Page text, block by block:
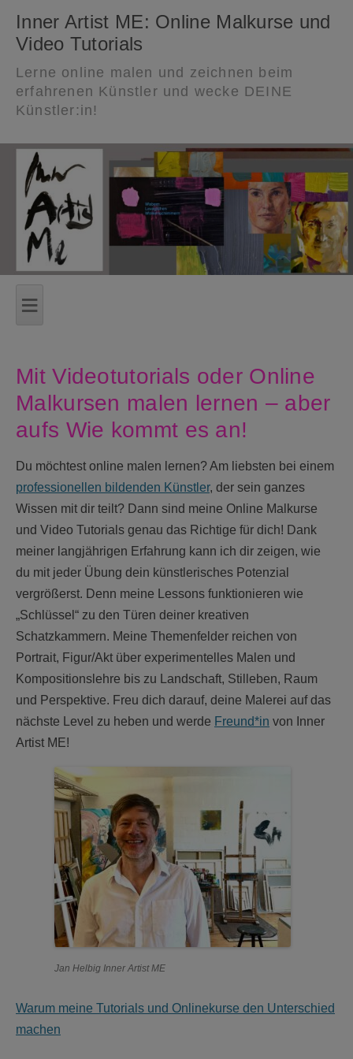
Inner Artist ME: Online Malkurse und
Video Tutorials
Lerne online malen und zeichnen beim
erfahrenen Künstler und wecke DEINE
Künstler:in!
≡
Mit Videotutorials oder Online
Malkursen malen lernen – aber
aufs Wie kommt es an!
Du möchtest online malen lernen? Am liebsten bei einem
professionellen bildenden Künstler, der sein ganzes
Wissen mit dir teilt? Dann sind meine Online Malkurse
und Video Tutorials genau das Richtige für dich! Dank
meiner langjährigen Erfahrung kann ich dir zeigen, wie
du mit jeder Übung dein künstlerisches Potenzial
vergrößerst. Denn meine Lessons funktionieren wie
„Schlüssel“ zu den Türen deiner kreativen
Schatzkammern. Meine Themenfelder reichen von
Portrait, Figur/Akt über experimentelles Malen und
Kompositionslehre bis zu Landschaft, Stilleben, Raum
und Perspektive. Freu dich darauf, deine Malerei auf das
nächste Level zu heben und werde Freund*in von Inner
Artist ME!
Jan Helbig Inner Artist ME
Warum meine Tutorials und Onlinekurse den Unterschied
machen